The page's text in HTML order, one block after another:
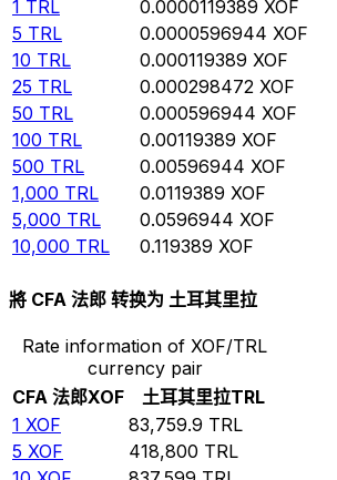
1 TRL 0.0000119389 XOF
5 TRL 0.0000596944 XOF
10 TRL 0.000119389 XOF
25 TRL 0.000298472 XOF
50 TRL 0.000596944 XOF
100 TRL 0.00119389 XOF
500 TRL 0.00596944 XOF
1,000 TRL 0.0119389 XOF
5,000 TRL 0.0596944 XOF
10,000 TRL 0.119389 XOF
將 CFA 法郎 转换为 土耳其里拉
Rate information of XOF/TRL
currency pair
CFA 法郎XOF 土耳其里拉TRL
1 XOF 83,759.9 TRL
5 XOF 418,800 TRL